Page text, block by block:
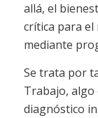
allá, el
crítica para el
mediante
Se trata por
Trabajo, algo
diagnóstico